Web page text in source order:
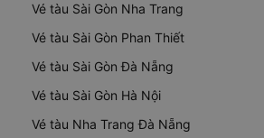
Vé tàu Sài Gòn Nha Trang
Vé tàu Sài Gòn Phan Thiết
Vé tàu Sài Gòn Đà Nẵng
Vé tàu Sài Gòn Hà Nội
Vé tàu Nha Trang Đà Nẵng